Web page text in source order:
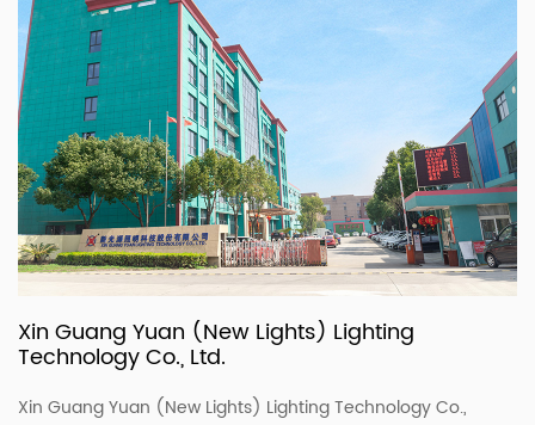
Xin Guang Yuan (New Lights) Lighting
Technology Co., Ltd.
Xin Guang Yuan (New Lights) Lighting Technology Co.,